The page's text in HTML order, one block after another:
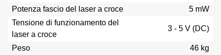
Potenza fascio del laser a croce
5 mW
Tensione di funzionamento del
laser a croce
3 - 5 V (DC)
Peso 46 kg